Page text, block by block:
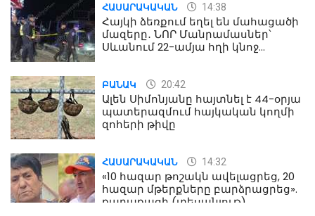
ՀԱՍԱՐԱԿԱԿԱՆ 14:38
Հայկի ձեռքում եղել են մահացածի
մազերը․ ՆՈՐ Մանրամասներ՝
Սևանում 22-ամյա հղի կնոջ
ԲԱՆԱԿ 20:42
Ալեն Սիմոնյանը հայտնել է 44-օրյա
պատերազմում հայկական կողմի
զոհերի թիվը
ՀԱՍԱՐԱԿԱԿԱՆ 14:32
«10 հազար թոշակն ավելացրեց, 20
հազար մթերքները բարձրացրեց».
քաղաքացի (տեսանյութ)